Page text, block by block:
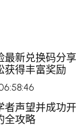
最新兑换码分享
获得丰富奖励
者声望并成功开
全攻略